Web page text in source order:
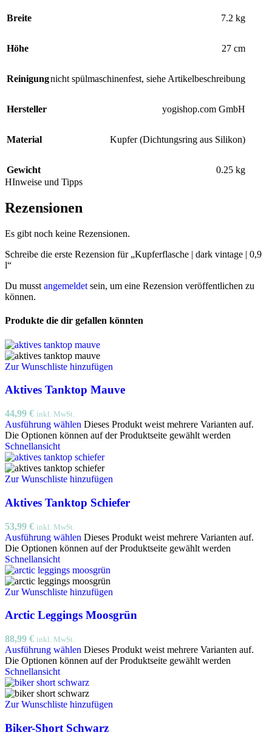
Breite 7.2 kg
Höhe 27 cm
Reinigungnicht spülmaschinenfest, siehe Artikelbeschreibung
Hersteller yogishop.com GmbH
Material Kupfer (Dichtungsring aus Silikon)
Gewicht
0.25 kg
HInweise und Tipps
Rezensionen
Es gibt noch keine Rezensionen.
Schreibe die erste Rezension für „Kupferflasche | dark vintage | 0,9
l“
Du musst angemeldet sein, um eine Rezension veröffentlichen zu
können.
Produkte die dir gefallen könnten
Zur Wunschliste hinzufügen
Aktives Tanktop Mauve
44,99 € inkl. MwSt.
Ausführung wählen Dieses Produkt weist mehrere Varianten auf.
Die Optionen können auf der Produktseite gewählt werden
Schnellansicht
Zur Wunschliste hinzufügen
Aktives Tanktop Schiefer
53,99 € inkl. MwSt.
Ausführung wählen Dieses Produkt weist mehrere Varianten auf.
Die Optionen können auf der Produktseite gewählt werden
Schnellansicht
Zur Wunschliste hinzufügen
Arctic Leggings Moosgrün
88,99 € inkl. MwSt.
Ausführung wählen Dieses Produkt weist mehrere Varianten auf.
Die Optionen können auf der Produktseite gewählt werden
Schnellansicht
Zur Wunschliste hinzufügen
Biker-Short Schwarz